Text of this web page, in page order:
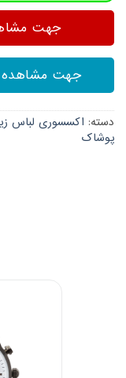
جهت
جهت مشاهده
دسته: اکسسوری لباس
پوشاک